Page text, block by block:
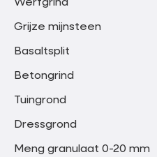
Werfgrind
Grijze mijnsteen
Basaltsplit
Betongrind
Tuingrond
Dressgrond
Meng granulaat 0-20 mm